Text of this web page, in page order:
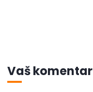
Vaš komentar